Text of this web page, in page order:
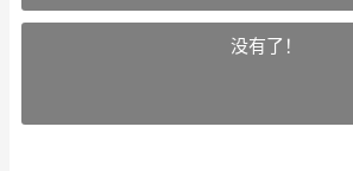
没有了！